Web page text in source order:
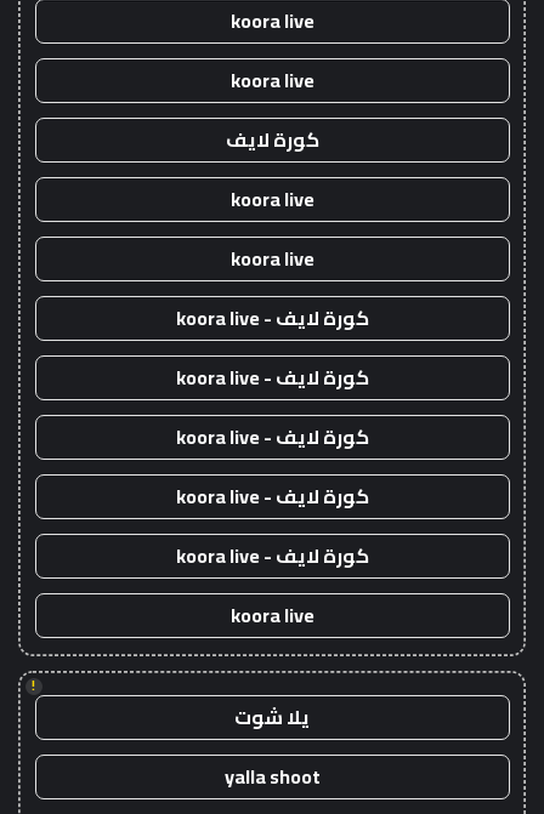
koora live
koora live
كورة لايف
koora live
koora live
كورة لايف - koora live
كورة لايف - koora live
كورة لايف - koora live
كورة لايف - koora live
كورة لايف - koora live
koora live
!
يلا شوت
yalla shoot